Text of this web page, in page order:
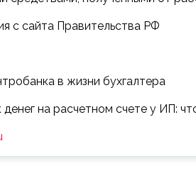
с сайта Правительства РФ
в жизни бухгалтера
денег на расчетном счете у ИП: